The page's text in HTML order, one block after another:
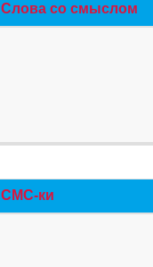
Слова со смыслом
СМС-ки